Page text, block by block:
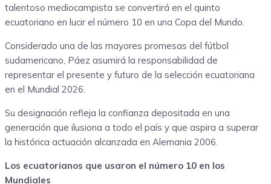
talentoso mediocampista se convertirá en el quinto
ecuatoriano en lucir el número 10 en una Copa del Mundo.
Considerado una de las mayores promesas del fútbol
sudamericano, Páez asumirá la responsabilidad de
representar el presente y futuro de la selección ecuatoriana
en el Mundial 2026.
Su designación refleja la confianza depositada en una
generación que ilusiona a todo el país y que aspira a superar
la histórica actuación alcanzada en Alemania 2006.
Los ecuatorianos que usaron el número 10 en los
Mundiales